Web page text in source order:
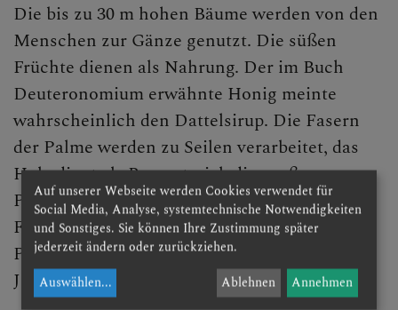
Jugendliche in der Kirche
Lange Nacht der Kirchen
Dom & Hl. Hippolyt
Kirchen- & Denkmalpflege
Lesefreude
Exerzitien
Seelische Gesundheit
Bibelgarten
Die bis zu 30 m hohen Bäume werden von den
Menschen zur Gänze genutzt. Die süßen
Früchte dienen als Nahrung. Der im Buch
Deuteronomium erwähnte Honig meinte
wahrscheinlich den Dattelsirup. Die Fasern
der Palme werden zu Seilen verarbeitet, das
Holz dient als Baumaterial, die großen
Palmwedel werden zum Dachdecken und bei
Festen verwendet. Heute noch bei der
Palmsonntagsfeier, um an Jesu Einzug in
Jerusalem zu erinnern:
Auf unserer Webseite werden Cookies verwendet für
Social Media, Analyse, systemtechnische Notwendigkeiten
und Sonstiges. Sie können Ihre Zustimmung später
jederzeit ändern oder zurückziehen.
Auswählen... Ablehnen Annehmen